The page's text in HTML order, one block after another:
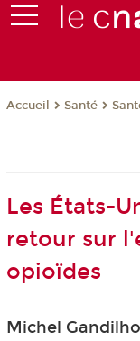
Accueil Santé
Les États-
retour sur
opioïdes
Michel